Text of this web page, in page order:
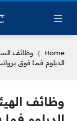
Home وظائف
الدبلوم فما فوق
وظائف